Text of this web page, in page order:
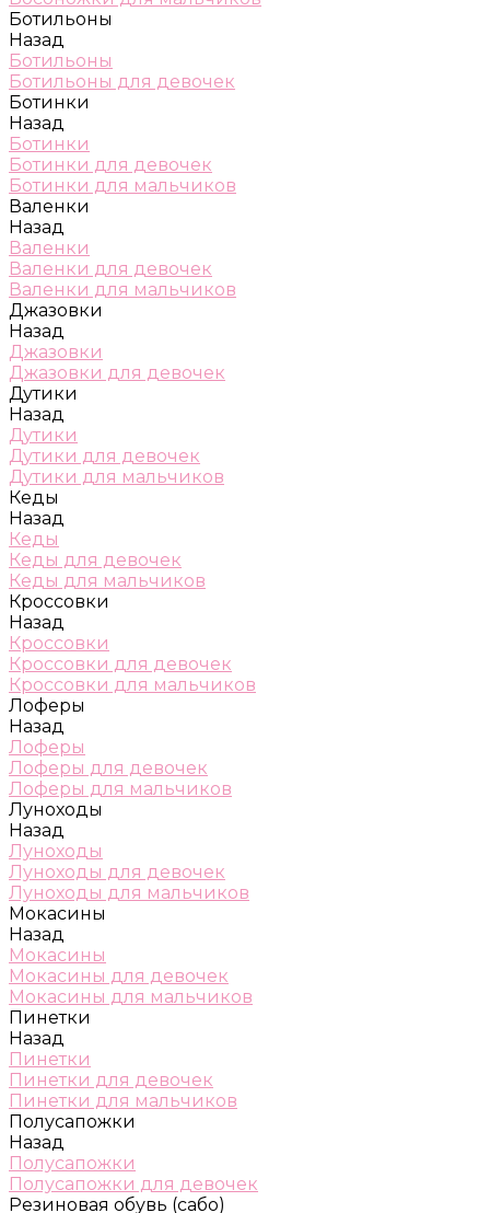
Ботильоны
Назад
Ботильоны
Ботильоны для девочек
Ботинки
Назад
Ботинки
Ботинки для девочек
Ботинки для мальчиков
Валенки
Назад
Валенки
Валенки для девочек
Валенки для мальчиков
Джазовки
Назад
Джазовки
Джазовки для девочек
Дутики
Назад
Дутики
Дутики для девочек
Дутики для мальчиков
Кеды
Назад
Кеды
Кеды для девочек
Кеды для мальчиков
Кроссовки
Назад
Кроссовки
Кроссовки для девочек
Кроссовки для мальчиков
Лоферы
Назад
Лоферы
Лоферы для девочек
Лоферы для мальчиков
Луноходы
Назад
Луноходы
Луноходы для девочек
Луноходы для мальчиков
Мокасины
Назад
Мокасины
Мокасины для девочек
Мокасины для мальчиков
Пинетки
Назад
Пинетки
Пинетки для девочек
Пинетки для мальчиков
Полусапожки
Назад
Полусапожки
Полусапожки для девочек
Резиновая обувь (сабо)